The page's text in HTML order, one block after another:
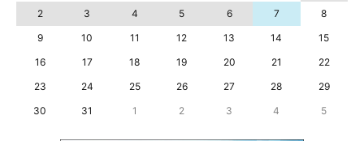
2
3 4 5 6 7
8
9
10 11 12 13 14
15
16
17 18 19 20 21
22
23
24 25 26 27 28
29
30
31 1 2 3 4 5